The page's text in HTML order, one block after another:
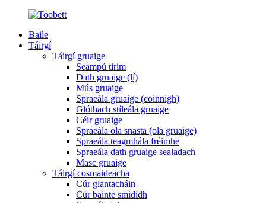
Baile
Táirgí
Táirgí gruaige
Seampú tirim
Dath gruaige (lí)
Mús gruaige
Spraeála gruaige (coinnigh)
Glóthach stíleála gruaige
Céir gruaige
Spraeála ola snasta (ola gruaige)
Spraeála teagmhála fréimhe
Spraeála dath gruaige sealadach
Masc gruaige
Táirgí cosmaideacha
Cúr glantacháin
Cúr bainte smididh